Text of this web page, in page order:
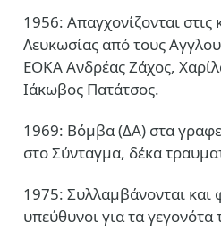
1956: Απαγχονίζονται στις
Λευκωσίας από τους
ΕΟΚΑ Ανδρέας Ζάχος,
Ιάκωβος Πατάτσος.
1969: Βόμβα (ΔΑ) στα
στο Σύνταγμα, δέκα
1975: Συλλαμβάνονται και
υπεύθυνοι για τα γεγονότα